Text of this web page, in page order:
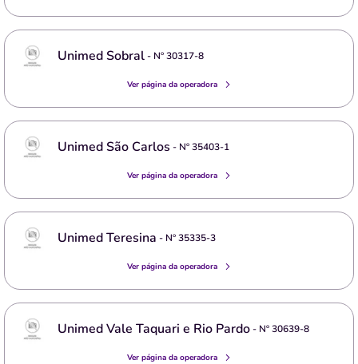
Unimed Sobral- Nº30317-8
Ver página da operadora
Unimed São Carlos - Nº35403-1
Ver página da operadora
Unimed Teresina - Nº35335-3
Ver página da operadora
Unimed Vale Taquari e Rio Pardo- Nº30639-8
Ver página da operadora